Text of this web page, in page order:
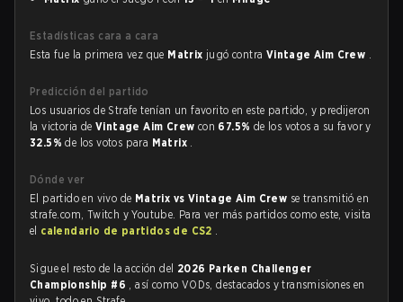
Estadísticas cara a cara
Esta fue la primera vez que Matrix jugó contra Vintage Aim Crew .
Predicción del partido
Los usuarios de Strafe tenían un favorito en este partido, y predijeron
la victoria deVintage Aim Crew con 67.5% de los votos a su favor y
32.5%de los votos para Matrix .
Dónde ver
El partido en vivo de Matrix vs Vintage Aim Crew se transmitió en
strafe.com, Twitch y Youtube. Para ver más partidos como este, visita
el calendario de partidos de CS2 .
Sigue el resto de la acción del 2026 Parken Challenger
Championship #6 , así como VODs, destacados y transmisiones en